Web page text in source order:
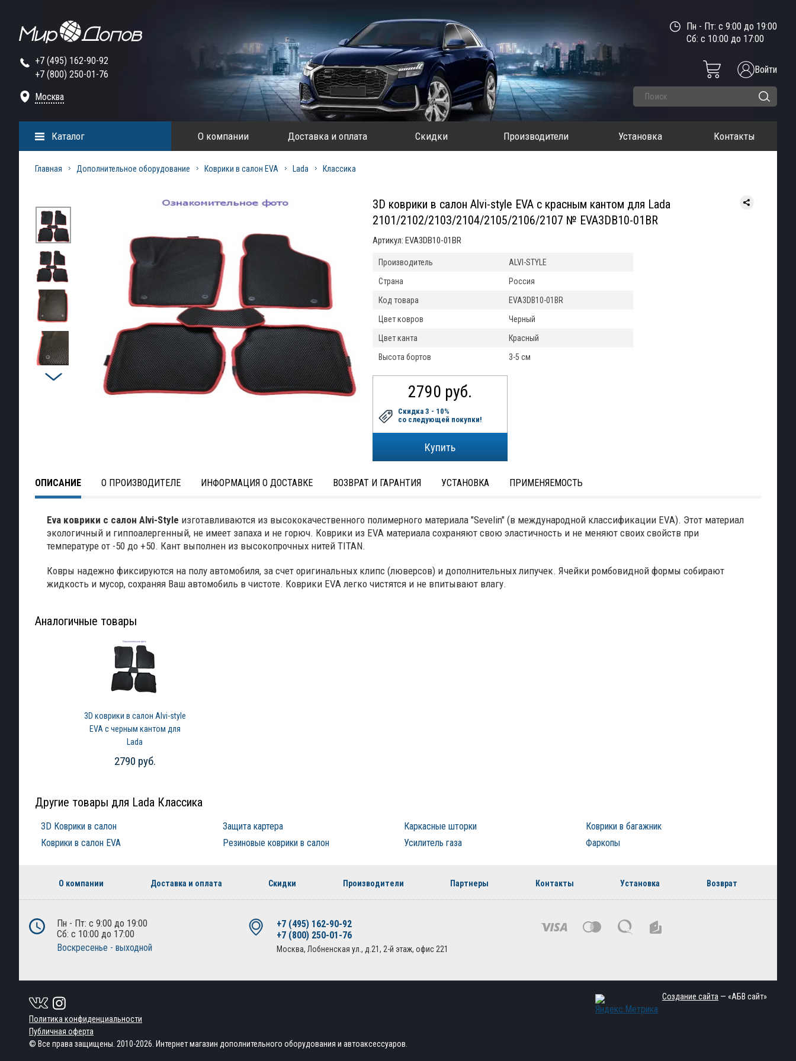
+7 (495) 162-90-92
+7 (800) 250-01-76
Москва
Пн - Пт: с 9:00 до 19:00
Сб: с 10:00 до 17:00
Войти
О компании Доставка и оплата Скидки Производители Установка Контакты
Каталог
Главная Дополнительное оборудование Коврики в салон EVA Lada Классика
3D коврики в салон Alvi-style EVA с красным кантом для Lada
2101/2102/2103/2104/2105/2106/2107 № EVA3DB10-01BR
Артикул: EVA3DB10-01BR
2790 руб.
Скидка 3 - 10%
со следующей покупки!
Производитель
ALVI-STYLE
Страна
Россия
Код товара
EVA3DB10-01BR
Цвет ковров
Черный
Цвет канта
Красный
Высота бортов
3-5 см
ОПИСАНИЕ О ПРОИЗВОДИТЕЛЕ ИНФОРМАЦИЯ О ДОСТАВКЕ ВОЗВРАТ И ГАРАНТИЯ УСТАНОВКА ПРИМЕНЯЕМОСТЬ
Eva коврики с салон Alvi-Style изготавливаются из высококачественного полимерного материала "Sevelin" (в международной классификации EVA). Этот материал
экологичный и гиппоалергенный, не имеет запаха и не горюч. Коврики из EVA материала сохраняют свою эластичность и не меняют своих свойств при
температуре от -50 до +50. Кант выполнен из высокопрочных нитей TITAN.
Ковры надежно фиксируются на полу автомобиля, за счет оригинальных клипс (люверсов) и дополнительных липучек. Ячейки ромбовидной формы собирают
жидкость и мусор, сохраняя Ваш автомобиль в чистоте. Коврики EVA легко чистятся и не впитывают влагу.
Аналогичные товары
3D коврики в салон Alvi-style
EVA с черным кантом для
Lada
2101/2102/2103/2104/2105/2106/2107
2790 руб.
Другие товары для Lada Классика
3D Коврики в салон Защита картера Каркасные шторки
Коврики в багажник
Коврики в салон EVA
Резиновые коврики в салон Усилитель газа Фаркопы
О компании Доставка и оплата Скидки Производители Партнеры Контакты Установка Возврат
Пн - Пт: с 9:00 до 19:00
Сб: с 10:00 до 17:00
Воскресенье - выходной
+7 (495) 162-90-92
+7 (800) 250-01-76
Москва, Лобненская ул., д.21, 2-й этаж, офис 221
Политика конфиденциальности
Публичная оферта
© Все права защищены. 2010-2026. Интернет магазин дополнительного оборудования и автоаксессуаров.
Создание сайта — «АБВ сайт»